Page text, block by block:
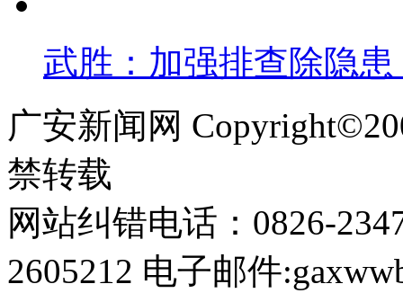
武胜：加强排查除隐
广安新闻网
禁转载
网站纠错电话：0826-
2605212 电子邮件